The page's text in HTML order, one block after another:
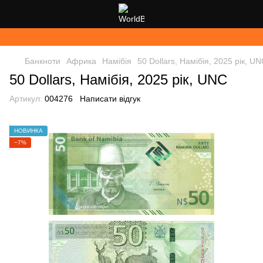
Банкноти Африка Намібія 50 Dollars, Намібія, 2025 рік,
50 Dollars, Намібія, 2025 рік, UNC
Артикул: 004276 Написати відгук
НОВИНКА
−7%